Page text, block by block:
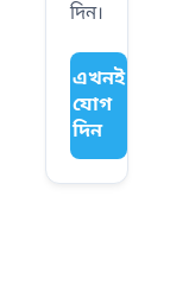
দিন।
এখনই
যোগ
দিন